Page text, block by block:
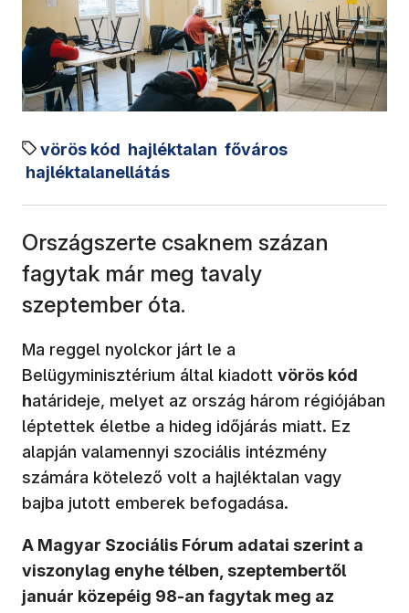
vörös kód hajléktalan főváros
hajléktalanellátás
Országszerte csaknem százan
fagytak már meg tavaly
szeptember óta.
Ma reggel nyolckor járt le a
Belügyminisztérium által kiadott vörös kód
határideje, melyet az ország három régiójában
léptettek életbe a hideg időjárás miatt. Ez
alapján valamennyi szociális intézmény
számára kötelező volt a hajléktalan vagy
bajba jutott emberek befogadása.
A Magyar Szociális Fórum adatai szerint a
viszonylag enyhe télben, szeptembertől
január közepéig 98-an fagytak meg az